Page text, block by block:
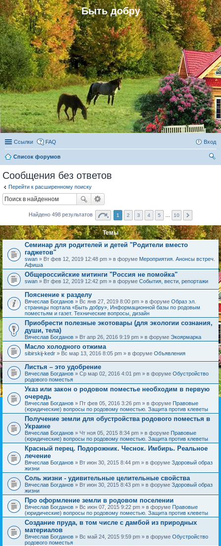
Быть добру
Ссылки FAQ Вход
Список форумов
Сообщения без ответов
Перейти к расширенному поиску
Найдено 498 результатов 1 2 3 4 5 10
Темы
Семинар для родителей и детей "Родители вместо
гаджетов"
swan » Вт фев 12, 2019 12:48 pm » в форуме Мероприятия. Анонсы встреч.
Афиша
Общероссийские митинги "Россия не помойка"
swan » Вт фев 12, 2019 12:42 pm » в форуме События, вести, репортажи
Пояснение к разделу
Вячеслав Богданов » Вс янв 27, 2019 8:00 pm » в форуме Образ эл.
страницы портала «Быть добру», Информационной базы по родовым
поместьям и газет. Технические вопросы, дизайн
Приобрести полезные экотовары (для экологии сознания,
души, тела)
Вячеслав Богданов » Вт апр 26, 2016 9:19 pm » в форуме Экоярмарка
Масло холодного отжима
sibirskij-kedr » Вс мар 13, 2016 8:05 pm » в форуме Объявления
Листья – это удобрение
Вячеслав Богданов » Ср мар 02, 2016 4:01 pm » в форуме Обустройство
родового поместья
Указ или закон о родовом поместье необходим в первую
очередь
Вячеслав Богданов » Пт фев 05, 2016 3:26 pm » в форуме Правовые
(юридические) вопросы по родовому поместью. Защита против клеветы
Получение земли для обустройства родового поместья в
Украине
Вячеслав Богданов » Чт ноя 05, 2015 8:34 pm » в форуме Правовые
(юридические) вопросы по родовому поместью. Защита против клеветы
Красный перец. Подорожник. Чеснок. Имбирь. Реальное
лечение
Вячеслав Богданов » Вт июн 30, 2015 8:44 pm » в форуме Здоровый образ
жизни
Соль жизни - удивительные целительные свойства
Вячеслав Богданов » Вт июн 30, 2015 8:43 pm » в форуме Здоровый образ
жизни
Про оформление земли в родовом поселении
Вячеслав Богданов » Вс июн 07, 2015 9:22 pm » в форуме Правовые
(юридические) вопросы по родовому поместью. Защита против клеветы
Создание пруда, в том числе с дамбой из природных
материалов
Вячеслав Богданов » Вс май 24, 2015 9:59 pm » в форуме Обустройство
родового поместья